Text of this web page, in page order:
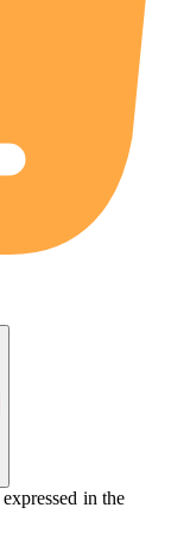
expressed in the